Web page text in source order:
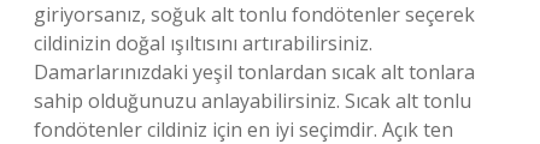
giriyorsanız, soğuk alt tonlu fondötenler seçerek
cildinizin doğal ışıltısını artırabilirsiniz.
Damarlarınızdaki yeşil tonlardan sıcak alt tonlara
sahip olduğunuzu anlayabilirsiniz. Sıcak alt tonlu
fondötenler cildiniz için en iyi seçimdir. Açık ten